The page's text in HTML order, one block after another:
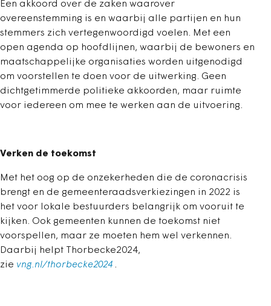
Een akkoord over de zaken waarover
overeenstemming is en waarbij alle partijen en hun
stemmers zich vertegenwoordigd voelen. Met een
open agenda op hoofdlijnen, waarbij de bewoners en
maatschappelijke organisaties worden uitgenodigd
om voorstellen te doen voor de uitwerking. Geen
dichtgetimmerde politieke akkoorden, maar ruimte
voor iedereen om mee te werken aan de uitvoering.
Verken de toekomst
Met het oog op de onzekerheden die de coronacrisis
brengt en de gemeenteraadsverkiezingen in 2022 is
het voor lokale bestuurders belangrijk om vooruit te
kijken. Ook gemeenten kunnen de toekomst niet
voorspellen, maar ze moeten hem wel verkennen.
Daarbij helpt Thorbecke2024,
zie vng.nl/thorbecke2024 .